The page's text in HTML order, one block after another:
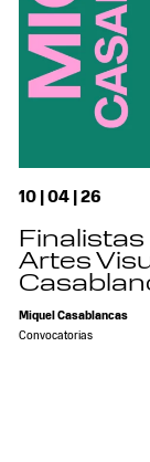
10 | 04 | 26
Finalistas
Artes
Miquel Casablancas
Convocatorias